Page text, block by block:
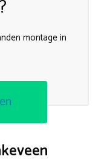
montage in